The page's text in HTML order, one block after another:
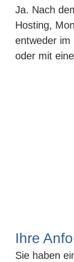
Ja. Nach
Hosting,
entweder im
oder mit
Ihre
Sie haben